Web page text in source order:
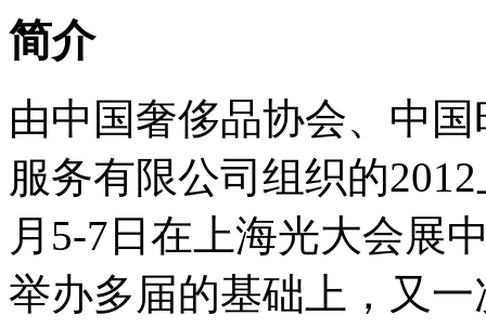
简介
由中国奢侈品协会、中
服务有限公司组织的
月5-7日在上海光大会展
举办多届的基础上，又